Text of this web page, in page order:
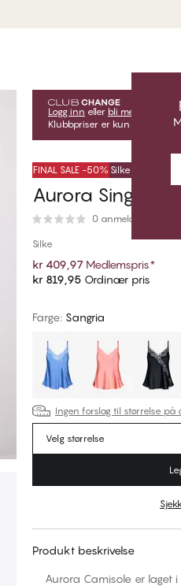
Logg inn eller bli medlem
lås
Klubbpriser er kun gyldige
FINAL SALE -50% Silke
Aurora Singlet
0 anmeldelser
Silke
kr 409,97 Medlemspris*
kr 819,95 Ordinær pris
Farge: Sangria
Ingen forslag til størrelse på
Velg størrelse
Produkt beskrivelse
Aurora Camisole er laget